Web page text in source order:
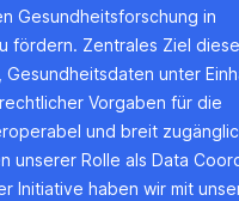
Gesundheitsforschung in
fördern. Zentrales Ziel
Gesundheitsdaten unter
Vorgaben für die
und breit
unserer Rolle als Data
Initiative haben wir mit